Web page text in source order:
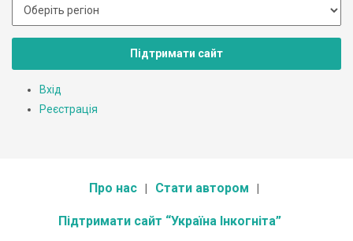
Підтримати сайт
Вхід
Реєстрація
Про нас Стати автором
Підтримати сайт “Україна Інкогніта”